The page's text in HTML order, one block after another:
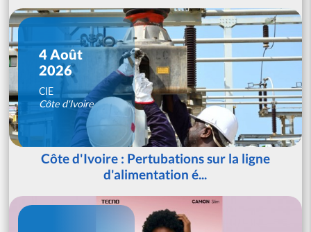
4 Août
2026
CIE
Côte d'Ivoire
Côte d'Ivoire : Pertubations sur la ligne
d'alimentation é...